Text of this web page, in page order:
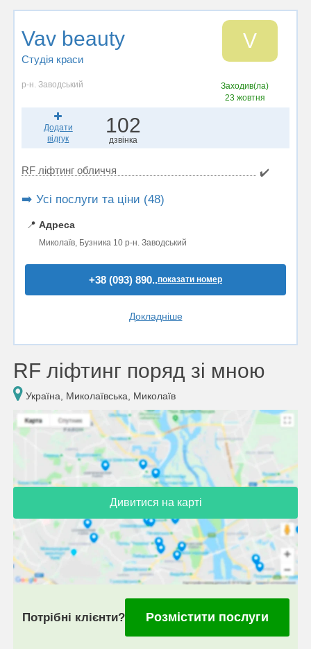
Vav beauty
Студія краси
V
р-н. Заводський
Заходив(ла)
23 жовтня
Додати
відгук
102
дзвінка
RF ліфтинг обличчя ✔️
➡️ Усі послуги та ціни (48)
📍 Адреса
Миколаїв, Бузника 10 р-н. Заводський
+38 (093) 890..показати номер
Докладніше
RF ліфтинг поряд зі мною
Україна, Миколаївська, Миколаїв
Дивитися на карті
Потрібні клієнти? Розмістити послуги